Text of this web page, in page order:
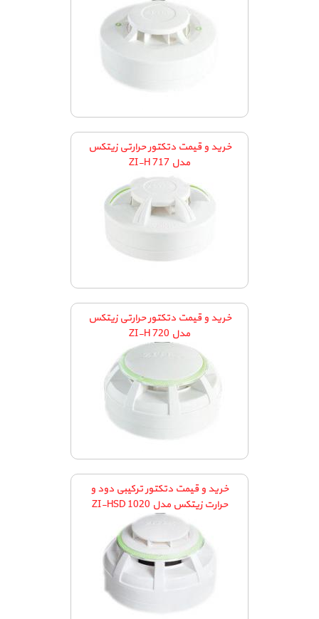
خرید و قیمت دتکتور حرارتی زیتکس
مدل ZI-H 717
خرید و قیمت دتکتور حرارتی زیتکس
مدل ZI-H 720
خرید و قیمت دتکتور ترکیبی دود و
حرارت زیتکس مدل ZI-HSD 1020